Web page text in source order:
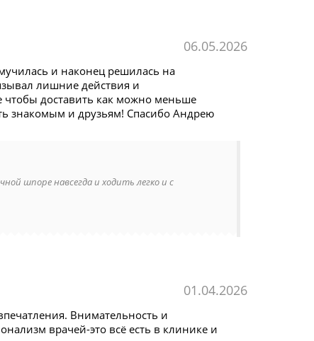
06.05.2026
и наконец решилась на
лишние действия и
чтобы доставить как можно меньше
знакомым и друзьям! Спасибо Андрею
шпоре навсегда и ходить легко и с
01.04.2026
Внимательность и
врачей-это всё есть в клинике и